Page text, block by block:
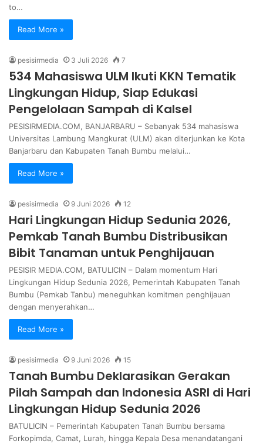
to…
Read More »
pesisirmedia 3 Juli 2026 7
534 Mahasiswa ULM Ikuti KKN Tematik
Lingkungan Hidup, Siap Edukasi
Pengelolaan Sampah di Kalsel
PESISIRMEDIA.COM, BANJARBARU – Sebanyak 534 mahasiswa
Universitas Lambung Mangkurat (ULM) akan diterjunkan ke Kota
Banjarbaru dan Kabupaten Tanah Bumbu melalui…
Read More »
pesisirmedia 9 Juni 2026 12
Hari Lingkungan Hidup Sedunia 2026,
Pemkab Tanah Bumbu Distribusikan
Bibit Tanaman untuk Penghijauan
PESISIR MEDIA.COM, BATULICIN – Dalam momentum Hari
Lingkungan Hidup Sedunia 2026, Pemerintah Kabupaten Tanah
Bumbu (Pemkab Tanbu) meneguhkan komitmen penghijauan
dengan menyerahkan…
Read More »
pesisirmedia 9 Juni 2026 15
Tanah Bumbu Deklarasikan Gerakan
Pilah Sampah dan Indonesia ASRI di Hari
Lingkungan Hidup Sedunia 2026
BATULICIN – Pemerintah Kabupaten Tanah Bumbu bersama
Forkopimda, Camat, Lurah, hingga Kepala Desa menandatangani